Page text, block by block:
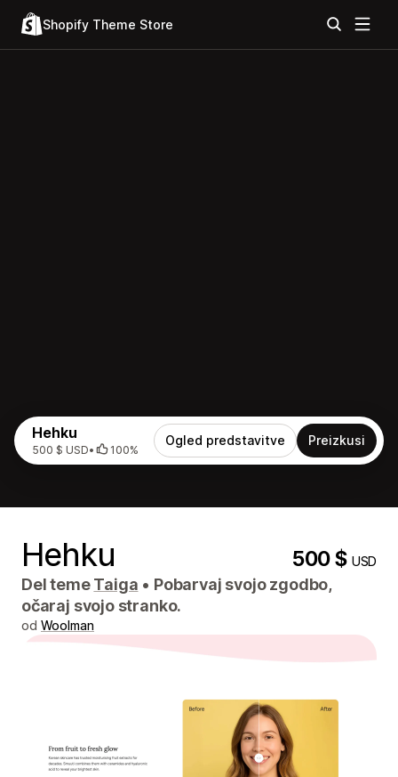
Shopify Theme Store
Hehku
500 $ USD• 100%
Ogled predstavitve Preizkusi
Hehku 500 $USD
Del temeTaiga • Pobarvaj svojo zgodbo,
očaraj svojo stranko.
od Woolman